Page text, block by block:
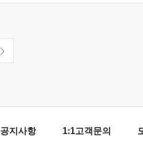
공지사항 1:1고객문의